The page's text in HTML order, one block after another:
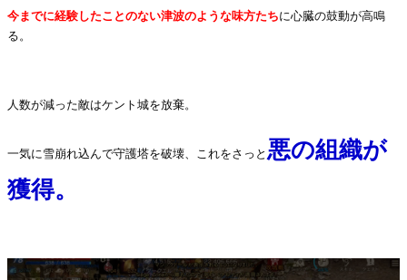
今までに経験したことのない津波のような味方たちに心臓の鼓動が高鳴
る。
人数が減った敵はケント城を放棄。
一気に雪崩れ込んで守護塔を破壊、これをさっと 悪の組織が
獲得。